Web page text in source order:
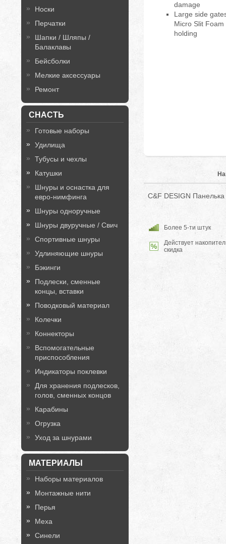
Носки
Перчатки
Шапки / Шляпы /
Балаклавы
Бейсболки
Мелкие аксессуары
Ремонт
СНАСТЬ
Готовые наборы
Удилища
Тубусы и чехлы
Катушки
Шнуры и оснастка для
евро-нимфинга
Шнуры одноручные
Шнуры двуручные / Свич
Спортивные шнуры
Удлиняющие шнуры
Бэкинги
Подлески, сменные
концы, вставки
Поводковый материал
Колечки
Коннекторы
Вспомогательные
приспособления
Индикаторы поклевки
Для хранения подлесков,
голов, сменных концов
Карабины
Огрузка
Уход за шнурами
МАТЕРИАЛЫ
Наборы материалов
Монтажные нити
Перья
Меха
Синели
damage
Large side
Micro Slit
holding
C&F DESIGN
Более 5-ти штук
Действует
скидка